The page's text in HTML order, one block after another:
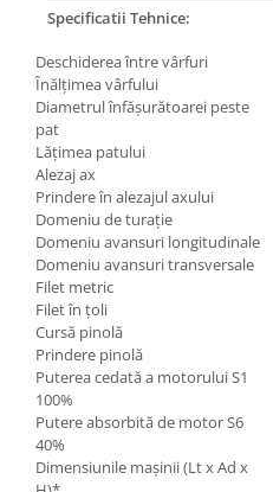
Specificatii Tehnice:
Deschiderea între vârfuri
Înălţimea vârfului
Diametrul înfăşurătoarei peste
pat
Lăţimea patului
Alezaj ax
Prindere în alezajul axului
Domeniu de turaţie
Domeniu avansuri longitudinale
Domeniu avansuri transversale
Filet metric
Filet în ţoli
Cursă pinolă
Prindere pinolă
Puterea cedată a motorului S1
100%
Putere absorbită de motor S6
40%
Dimensiunile maşinii (Lt x Ad x